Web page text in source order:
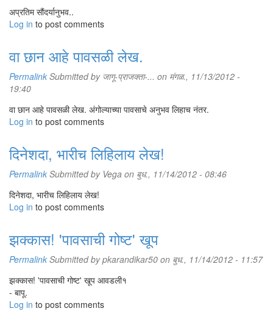
अप्रतिम सौंदर्यानुभव..
Log in to post comments
वा छान आहे पावसळी लेख.
Permalink Submitted by जागू-प्राजक्ता-... on मंगळ., 11/13/2012 -
19:40
वा छान आहे पावसळी लेख. अंगोल्याच्या पावसाचे अनुभव लिहाच नंतर.
Log in to post comments
दिनेशदा, भारीच लिहिलाय लेख!
Permalink Submitted by Vega on बुध., 11/14/2012 - 08:46
दिनेशदा, भारीच लिहिलाय लेख!
Log in to post comments
झक्कास! 'पावसाची गोष्ट' खूप
Permalink Submitted bypkarandikar50 on बुध., 11/14/2012 - 11:57
झक्कास! 'पावसाची गोष्ट' खूप आवडली१
- बापू.
Log in to post comments